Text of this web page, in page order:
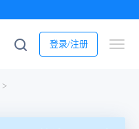
登录/注册
>